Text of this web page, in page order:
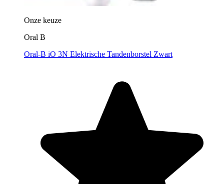
Onze keuze
Oral B
Oral-B iO 3N Elektrische Tandenborstel Zwart